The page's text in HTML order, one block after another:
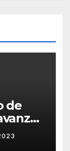
de